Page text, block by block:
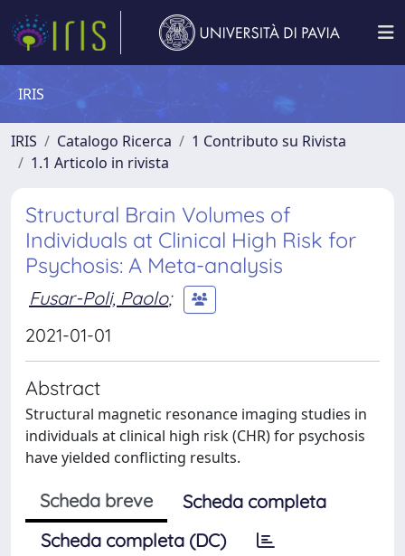
IRIS
IRIS Catalogo Ricerca
1 Contributo su Rivista
1.1 Articolo in rivista
Structural Brain Volumes of
Individuals at Clinical High Risk for
Psychosis: A Meta-analysis
Fusar-Poli, Paolo;
2021-01-01
Abstract
Structural magnetic resonance imaging studies in
individuals at clinical high risk (CHR) for psychosis
have yielded conflicting results.
Scheda breve
Scheda completa
Scheda completa (DC)